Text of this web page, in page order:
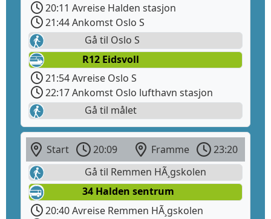
20:11 Avreise Halden stasjon
21:44 Ankomst Oslo S
Gå til Oslo S
R12 Eidsvoll
21:54 Avreise Oslo S
22:17 Ankomst Oslo lufthavn stasjon
Gå til målet
Start 20:09 Framme
23:20
Gå til Remmen HÃ¸gskolen
34 Halden sentrum
20:40 Avreise Remmen HÃ¸gskolen